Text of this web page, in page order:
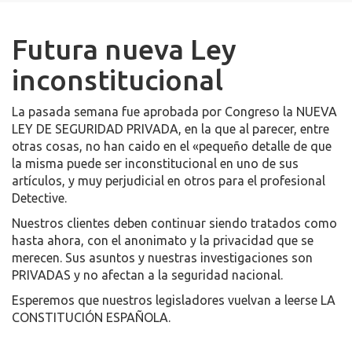
Futura nueva Ley
inconstitucional
La pasada semana fue aprobada por Congreso la NUEVA
LEY DE SEGURIDAD PRIVADA, en la que al parecer, entre
otras cosas, no han caido en el «pequeño detalle de que
la misma puede ser inconstitucional en uno de sus
artículos, y muy perjudicial en otros para el profesional
Detective.
Nuestros clientes deben continuar siendo tratados como
hasta ahora, con el anonimato y la privacidad que se
merecen. Sus asuntos y nuestras investigaciones son
PRIVADAS y no afectan a la seguridad nacional.
Esperemos que nuestros legisladores vuelvan a leerse LA
CONSTITUCIÓN ESPAÑOLA.